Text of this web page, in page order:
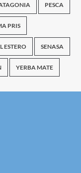
PESCA
PRIS
ESTERO SENASA
YERBA MATE